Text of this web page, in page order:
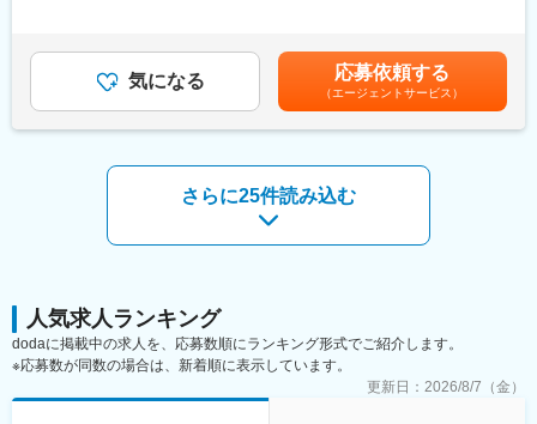
■当社について
・ロピアを中心に、人々が食を通じ楽しい体験をする「食のテー
食まで幅広い事業を展開＝「食の製造小売り（SPA）」を展開。
グループの中核となるロピアを筆頭に、今後は小売にこだわらず
事業領域を拡大し、日本を皮切りにアジア全土での展開を進めて
いく方針です
変更の範囲：会社の定める業務
ッチアップします。
（2）解決に向けて、コンセプトメイキングから担当
ることも。
（3）社内で打ち合わせを重ね、提案へ
社内チームで協力してプランを決定。図面やパースに落とし込
み、提案書を固めていきす。提案の場はコンペとなる場合も多
（4）受注後は、完成まで見守ります
施工担当のチームと協力して工事の進捗を管理。小規模の案件の
場合は、一人で管理します。
■案件詳細
給与補足＞■昇給 年1回（4月）■賞与 年2回（8月・12月／昨年度
実績：1～3ヶ月分）賃金はあくまでも目安の金額であり、選考を
通じて上下する可能性があります。月給(月額)は固定手当を含めた
表記です。
気になる 応募依頼する
（エージェントサービス）
さらに25件読み込む
人気求人ランキング
dodaに掲載中の求人を、応募数順にランキング形式でご紹介します。
※応募数が同数の場合は、新着順に表示しています。
更新日： 2026/8/7（金）